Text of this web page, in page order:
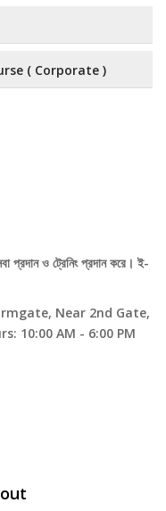
( Corporate )
প্রদান ও ট্রেনিং প্রদান করে। ই-
Near 2nd Gate,
10:00 AM - 6:00 PM